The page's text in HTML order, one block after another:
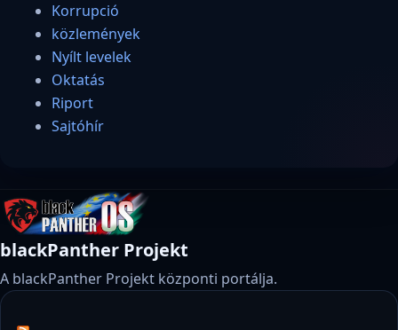
Korrupció
közlemények
Nyílt levelek
Oktatás
Riport
Sajtóhír
blackPanther Projekt
A blackPanther Projekt központi portálja.